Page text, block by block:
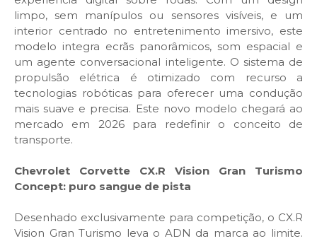
limpo, sem manípulos ou sensores visíveis, e um
interior centrado no entretenimento imersivo, este
modelo integra ecrãs panorâmicos, som espacial e
um agente conversacional inteligente. O sistema de
propulsão elétrica é otimizado com recurso a
tecnologias robóticas para oferecer uma condução
mais suave e precisa. Este novo modelo chegará ao
mercado em 2026 para redefinir o conceito de
transporte.
Chevrolet Corvette CX.R Vision Gran Turismo
Concept: puro sangue de pista
Desenhado exclusivamente para competição, o CX.R
Vision Gran Turismo leva o ADN da marca ao limite.